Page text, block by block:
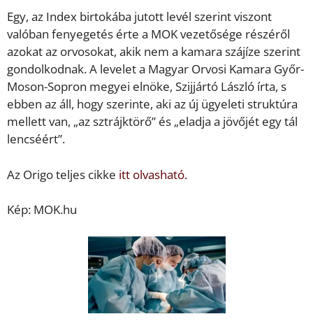
Egy, az Index birtokába jutott levél szerint viszont
valóban fenyegetés érte a MOK vezetősége részéről
azokat az orvosokat, akik nem a kamara szájíze szerint
gondolkodnak. A levelet a Magyar Orvosi Kamara Győr-
Moson-Sopron megyei elnöke, Szijjártó László írta, s
ebben az áll, hogy szerinte, aki az új ügyeleti struktúra
mellett van, „az sztrájktörő” és „eladja a jövőjét egy tál
lencséért”.
Az Origo teljes cikke itt olvasható.
Kép: MOK.hu